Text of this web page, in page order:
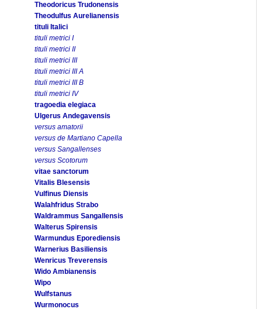
Theodoricus Trudonensis
Theodulfus Aurelianensis
tituli Italici
tituli metrici I
tituli metrici II
tituli metrici III
tituli metrici III A
tituli metrici III B
tituli metrici IV
tragoedia elegiaca
Ulgerus Andegavensis
versus amatorii
versus de Martiano Capella
versus Sangallenses
versus Scotorum
vitae sanctorum
Vitalis Blesensis
Vulfinus Diensis
Walahfridus Strabo
Waldrammus Sangallensis
Walterus Spirensis
Warmundus Eporediensis
Warnerius Basiliensis
Wenricus Treverensis
Wido Ambianensis
Wipo
Wulfstanus
Wurmonocus